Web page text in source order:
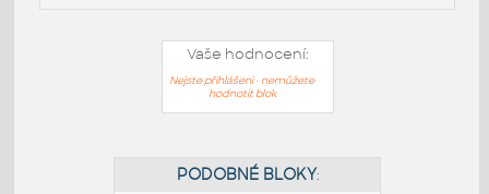
Vaše hodnocení:
Nejste přihlášeni - nemůžete
hodnotit blok